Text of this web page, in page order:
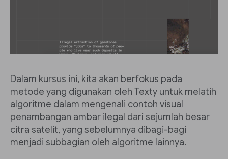
Dalam kursus ini, kita akan berfokus pada
metode yang digunakan oleh Texty untuk melatih
algoritme dalam mengenali contoh visual
penambangan ambar ilegal dari sejumlah besar
citra satelit, yang sebelumnya dibagi-bagi
menjadi subbagian oleh algoritme lainnya.